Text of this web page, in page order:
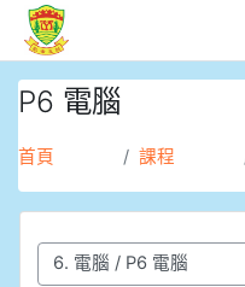
跳至主內容
P6 電腦
首頁 課程
課程類別